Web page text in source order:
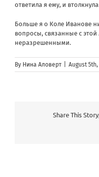
ответила я ему, и
Больше я о Коле Иванове
вопросы, связанные с этой
неразрешенными.
By Нина Аловерт August 5th,
Share This